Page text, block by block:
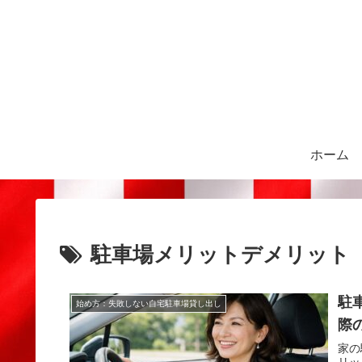
ホーム
駐車場メリットデメリット
始め方：失敗しない自宅駐車場貸し出し
駐
際
家